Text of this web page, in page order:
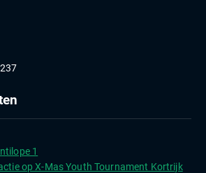
1
op X-Mas Youth Tournament Kortrijk